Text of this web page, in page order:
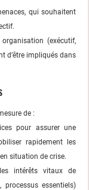
qui souhaitent
organisation (exécutif,
d’être impliqués dans
de :
pour assurer une
rapidement les
situation de crise.
intérêts vitaux de
processus essentiels)